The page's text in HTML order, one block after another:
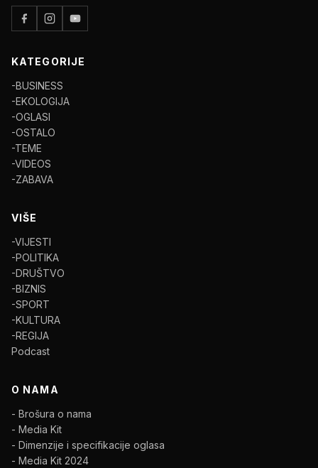
KATEGORIJE
-BUSINESS
-EKOLOGIJA
-OGLASI
-OSTALO
-TEME
-VIDEOS
-ZABAVA
VIŠE
-VIJESTI
-POLITIKA
-DRUŠTVO
-BIZNIS
-SPORT
-KULTURA
-REGIJA
Podcast
O NAMA
- Brošura o nama
- Media Kit
- Dimenzije i specifikacije oglasa
- Media Kit 2024